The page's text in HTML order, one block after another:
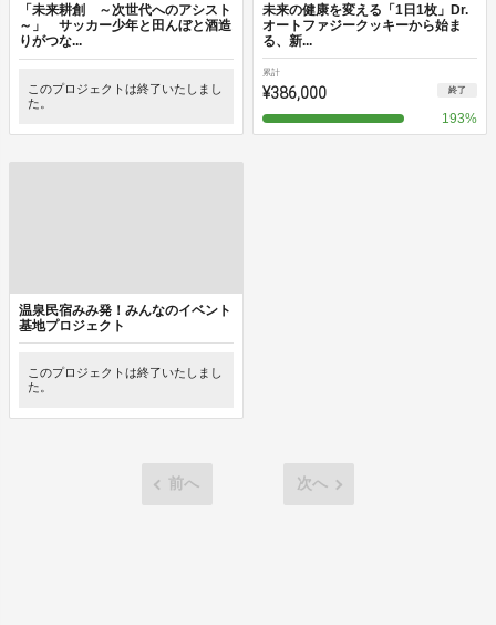
「未来耕創 ～次世代へのアシスト
～」 サッカー少年と田んぼと酒造
りがつな...
このプロジェクトは終了いたしまし
た。
未来の健康を変える「1日1枚」Dr.
オートファジークッキーから始ま
る、新...
累計
¥386,000 終了
193%
温泉民宿みみ発！みんなのイベント
基地プロジェクト
このプロジェクトは終了いたしまし
た。
前へ 次へ